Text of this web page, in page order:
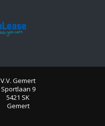
V.V. Gemert
Sportlaan 9
5421 SK
Gemert